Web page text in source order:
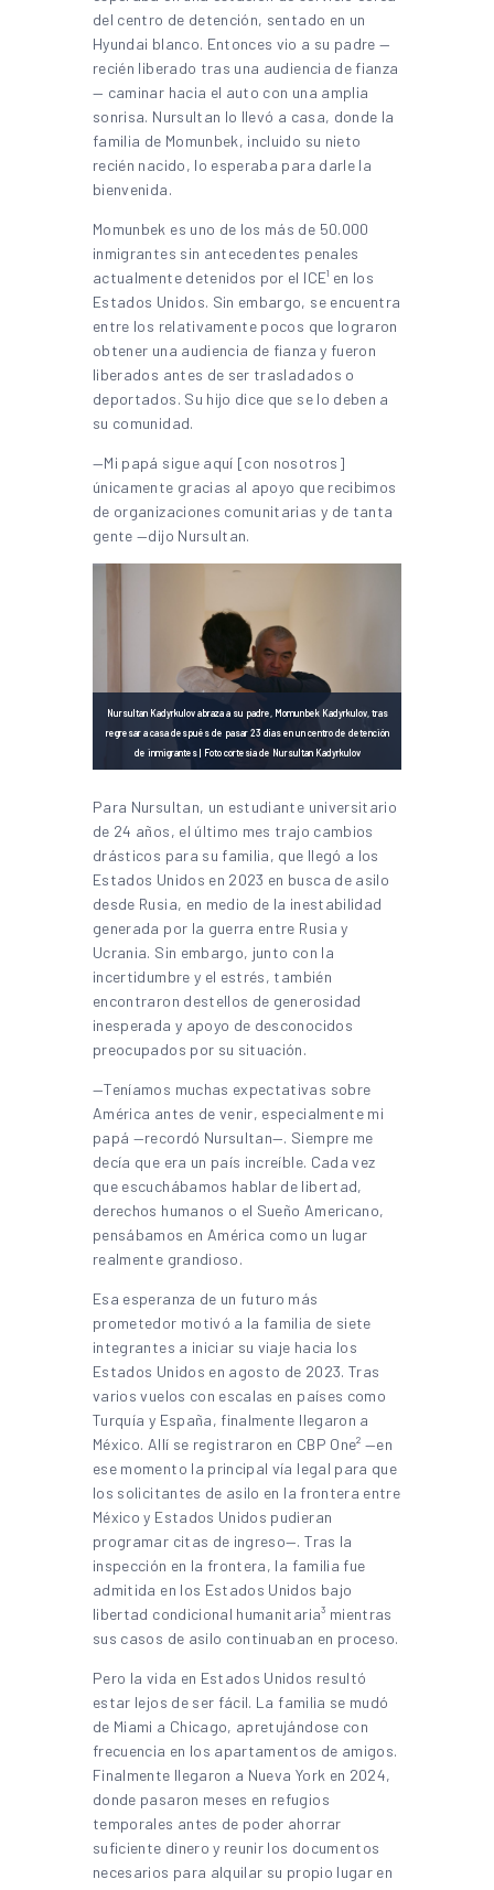
del centro de detención, sentado en un
Hyundai blanco. Entonces vio a su padre —
recién liberado tras una audiencia de fianza
— caminar hacia el auto con una amplia
sonrisa. Nursultan lo llevó a casa, donde la
familia de Momunbek, incluido su nieto
recién nacido, lo esperaba para darle la
bienvenida.
Momunbek es uno de los más de 50.000
inmigrantes sin antecedentes penales
actualmente detenidos por el ICE¹ en los
Estados Unidos. Sin embargo, se encuentra
entre los relativamente pocos que lograron
obtener una audiencia de fianza y fueron
liberados antes de ser trasladados o
deportados. Su hijo dice que se lo deben a
su comunidad.
—Mi papá sigue aquí [con nosotros]
únicamente gracias al apoyo que recibimos
de organizaciones comunitarias y de tanta
gente —dijo Nursultan.
Nursultan Kadyrkulov abraza a su padre, Momunbek Kadyrkulov, tras
regresar a casa después de pasar 23 días en un centro de detención
de inmigrantes | Foto cortesía de Nursultan Kadyrkulov
Para Nursultan, un estudiante universitario
de 24 años, el último mes trajo cambios
drásticos para su familia, que llegó a los
Estados Unidos en 2023 en busca de asilo
desde Rusia, en medio de la inestabilidad
generada por la guerra entre Rusia y
Ucrania. Sin embargo, junto con la
incertidumbre y el estrés, también
encontraron destellos de generosidad
inesperada y apoyo de desconocidos
preocupados por su situación.
—Teníamos muchas expectativas sobre
América antes de venir, especialmente mi
papá —recordó Nursultan—. Siempre me
decía que era un país increíble. Cada vez
que escuchábamos hablar de libertad,
derechos humanos o el Sueño Americano,
pensábamos en América como un lugar
realmente grandioso.
Esa esperanza de un futuro más
prometedor motivó a la familia de siete
integrantes a iniciar su viaje hacia los
Estados Unidos en agosto de 2023. Tras
varios vuelos con escalas en países como
Turquía y España, finalmente llegaron a
México. Allí se registraron en CBP One² —en
ese momento la principal vía legal para que
los solicitantes de asilo en la frontera entre
México y Estados Unidos pudieran
programar citas de ingreso—. Tras la
inspección en la frontera, la familia fue
admitida en los Estados Unidos bajo
libertad condicional humanitaria³ mientras
sus casos de asilo continuaban en proceso.
Pero la vida en Estados Unidos resultó
estar lejos de ser fácil. La familia se mudó
de Miami a Chicago, apretujándose con
frecuencia en los apartamentos de amigos.
Finalmente llegaron a Nueva York en 2024,
donde pasaron meses en refugios
temporales antes de poder ahorrar
suficiente dinero y reunir los documentos
necesarios para alquilar su propio lugar en